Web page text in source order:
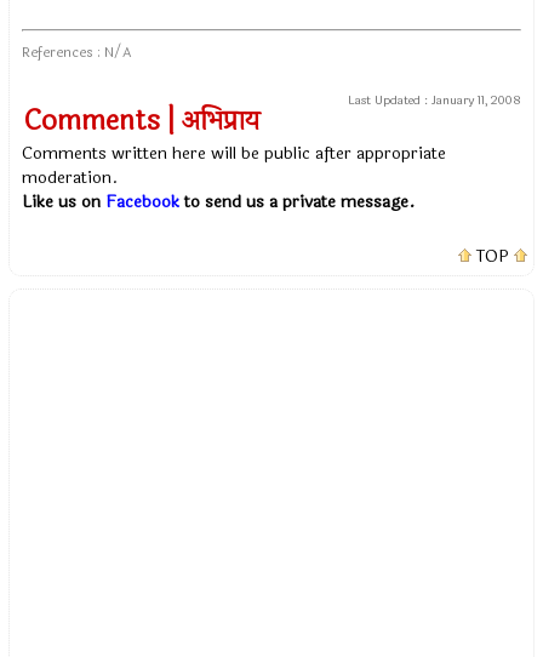
References : N/A
Last Updated : January 11, 2008
Comments | अभिप्राय
Comments written here will be public after appropriate
moderation.
Like us on Facebookto send us a private message.
TOP